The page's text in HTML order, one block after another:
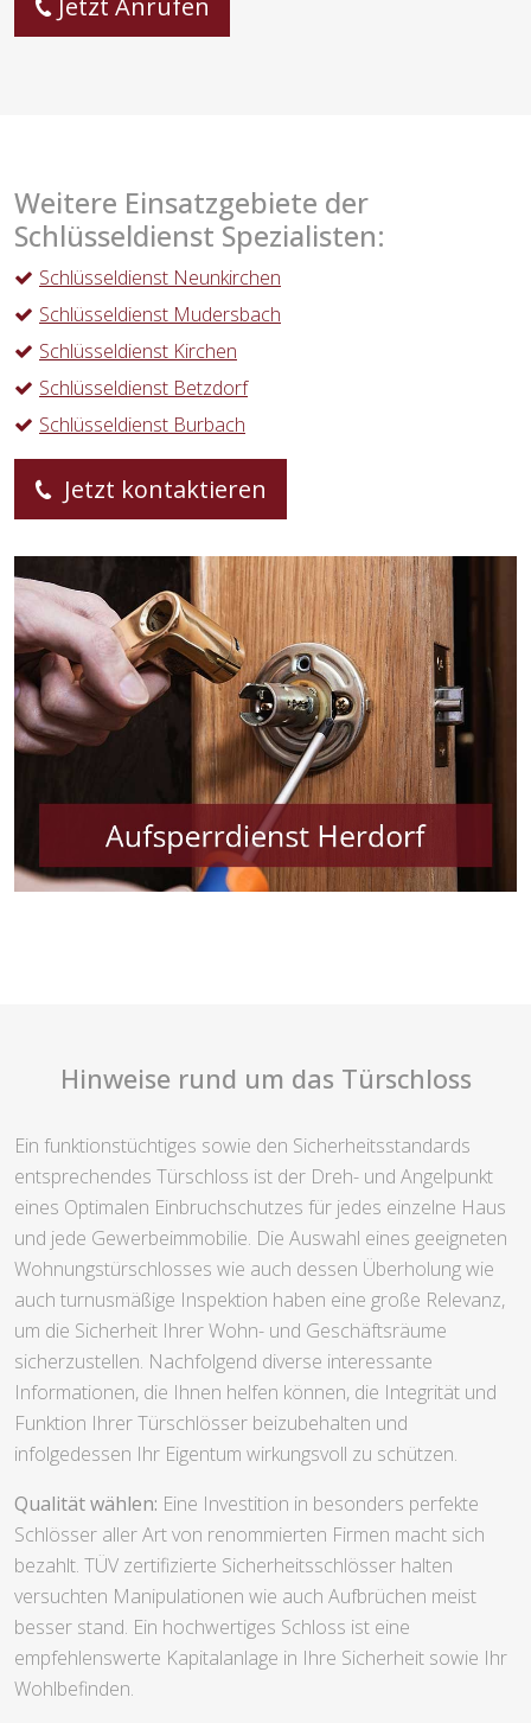
Jetzt Anrufen
Weitere Einsatzgebiete der
Schlüsseldienst Spezialisten:
Schlüsseldienst Neunkirchen
Schlüsseldienst Mudersbach
Schlüsseldienst Kirchen
Schlüsseldienst Betzdorf
Schlüsseldienst Burbach
Jetzt kontaktieren
Hinweise rund um das Türschloss
Ein funktionstüchtiges sowie den Sicherheitsstandards
entsprechendes Türschloss ist der Dreh- und Angelpunkt
eines Optimalen Einbruchschutzes für jedes einzelne Haus
und jede Gewerbeimmobilie. Die Auswahl eines geeigneten
Wohnungstürschlosses wie auch dessen Überholung wie
auch turnusmäßige Inspektion haben eine große Relevanz,
um die Sicherheit Ihrer Wohn- und Geschäftsräume
sicherzustellen. Nachfolgend diverse interessante
Informationen, die Ihnen helfen können, die Integrität und
Funktion Ihrer Türschlösser beizubehalten und
infolgedessen Ihr Eigentum wirkungsvoll zu schützen.
Qualität wählen: Eine Investition in besonders perfekte
Schlösser aller Art von renommierten Firmen macht sich
bezahlt. TÜV zertifizierte Sicherheitsschlösser halten
versuchten Manipulationen wie auch Aufbrüchen meist
besser stand. Ein hochwertiges Schloss ist eine
empfehlenswerte Kapitalanlage in Ihre Sicherheit sowie Ihr
Wohlbefinden.